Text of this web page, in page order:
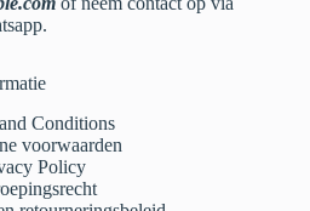
Conditions
voorwaarden
Policy